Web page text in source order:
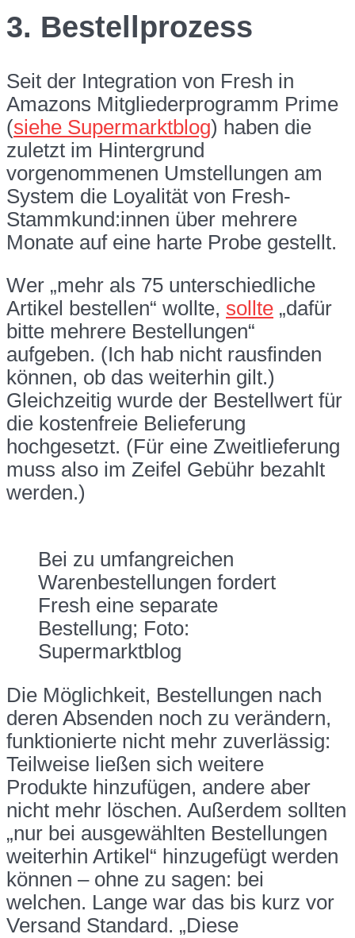
3. Bestellprozess
Seit der Integration von Fresh in
Amazons Mitgliederprogramm Prime
(siehe Supermarktblog) haben die
zuletzt im Hintergrund
vorgenommenen Umstellungen am
System die Loyalität von Fresh-
Stammkund:innen über mehrere
Monate auf eine harte Probe gestellt.
Wer „mehr als 75 unterschiedliche
Artikel bestellen“ wollte, sollte „dafür
bitte mehrere Bestellungen“
aufgeben. (Ich hab nicht rausfinden
können, ob das weiterhin gilt.)
Gleichzeitig wurde der Bestellwert für
die kostenfreie Belieferung
hochgesetzt. (Für eine Zweitlieferung
muss also im Zeifel Gebühr bezahlt
werden.)
Bei zu umfangreichen
Warenbestellungen fordert
Fresh eine separate
Bestellung; Foto:
Supermarktblog
Die Möglichkeit, Bestellungen nach
deren Absenden noch zu verändern,
funktionierte nicht mehr zuverlässig:
Teilweise ließen sich weitere
Produkte hinzufügen, andere aber
nicht mehr löschen. Außerdem sollten
„nur bei ausgewählten Bestellungen
weiterhin Artikel“ hinzugefügt werden
können – ohne zu sagen: bei
welchen. Lange war das bis kurz vor
Versand Standard. „Diese